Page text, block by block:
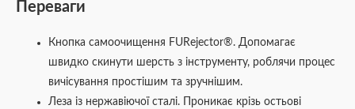
Переваги
Кнопка самоочищення FURejector®. Допомагає
швидко скинути шерсть з інструменту, роблячи процес
вичісування простішим та зручнішим.
Леза із нержавіючої сталі. Проникає крізь остьові